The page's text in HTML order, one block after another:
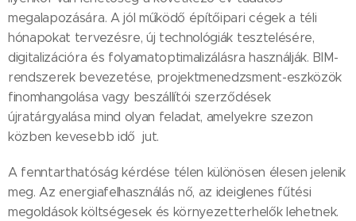
megalapozására. A jól működő építőipari cégek a téli
hónapokat tervezésre, új technológiák tesztelésére,
digitalizációra és folyamatoptimalizálásra használják. BIM-
rendszerek bevezetése, projektmenedzsment-eszközök
finomhangolása vagy beszállítói szerződések
újratárgyalása mind olyan feladat, amelyekre szezon
közben kevesebb idő jut.
A fenntarthatóság kérdése télen különösen élesen jelenik
meg. Az energiafelhasználás nő, az ideiglenes fűtési
megoldások költségesek és környezetterhelők lehetnek.